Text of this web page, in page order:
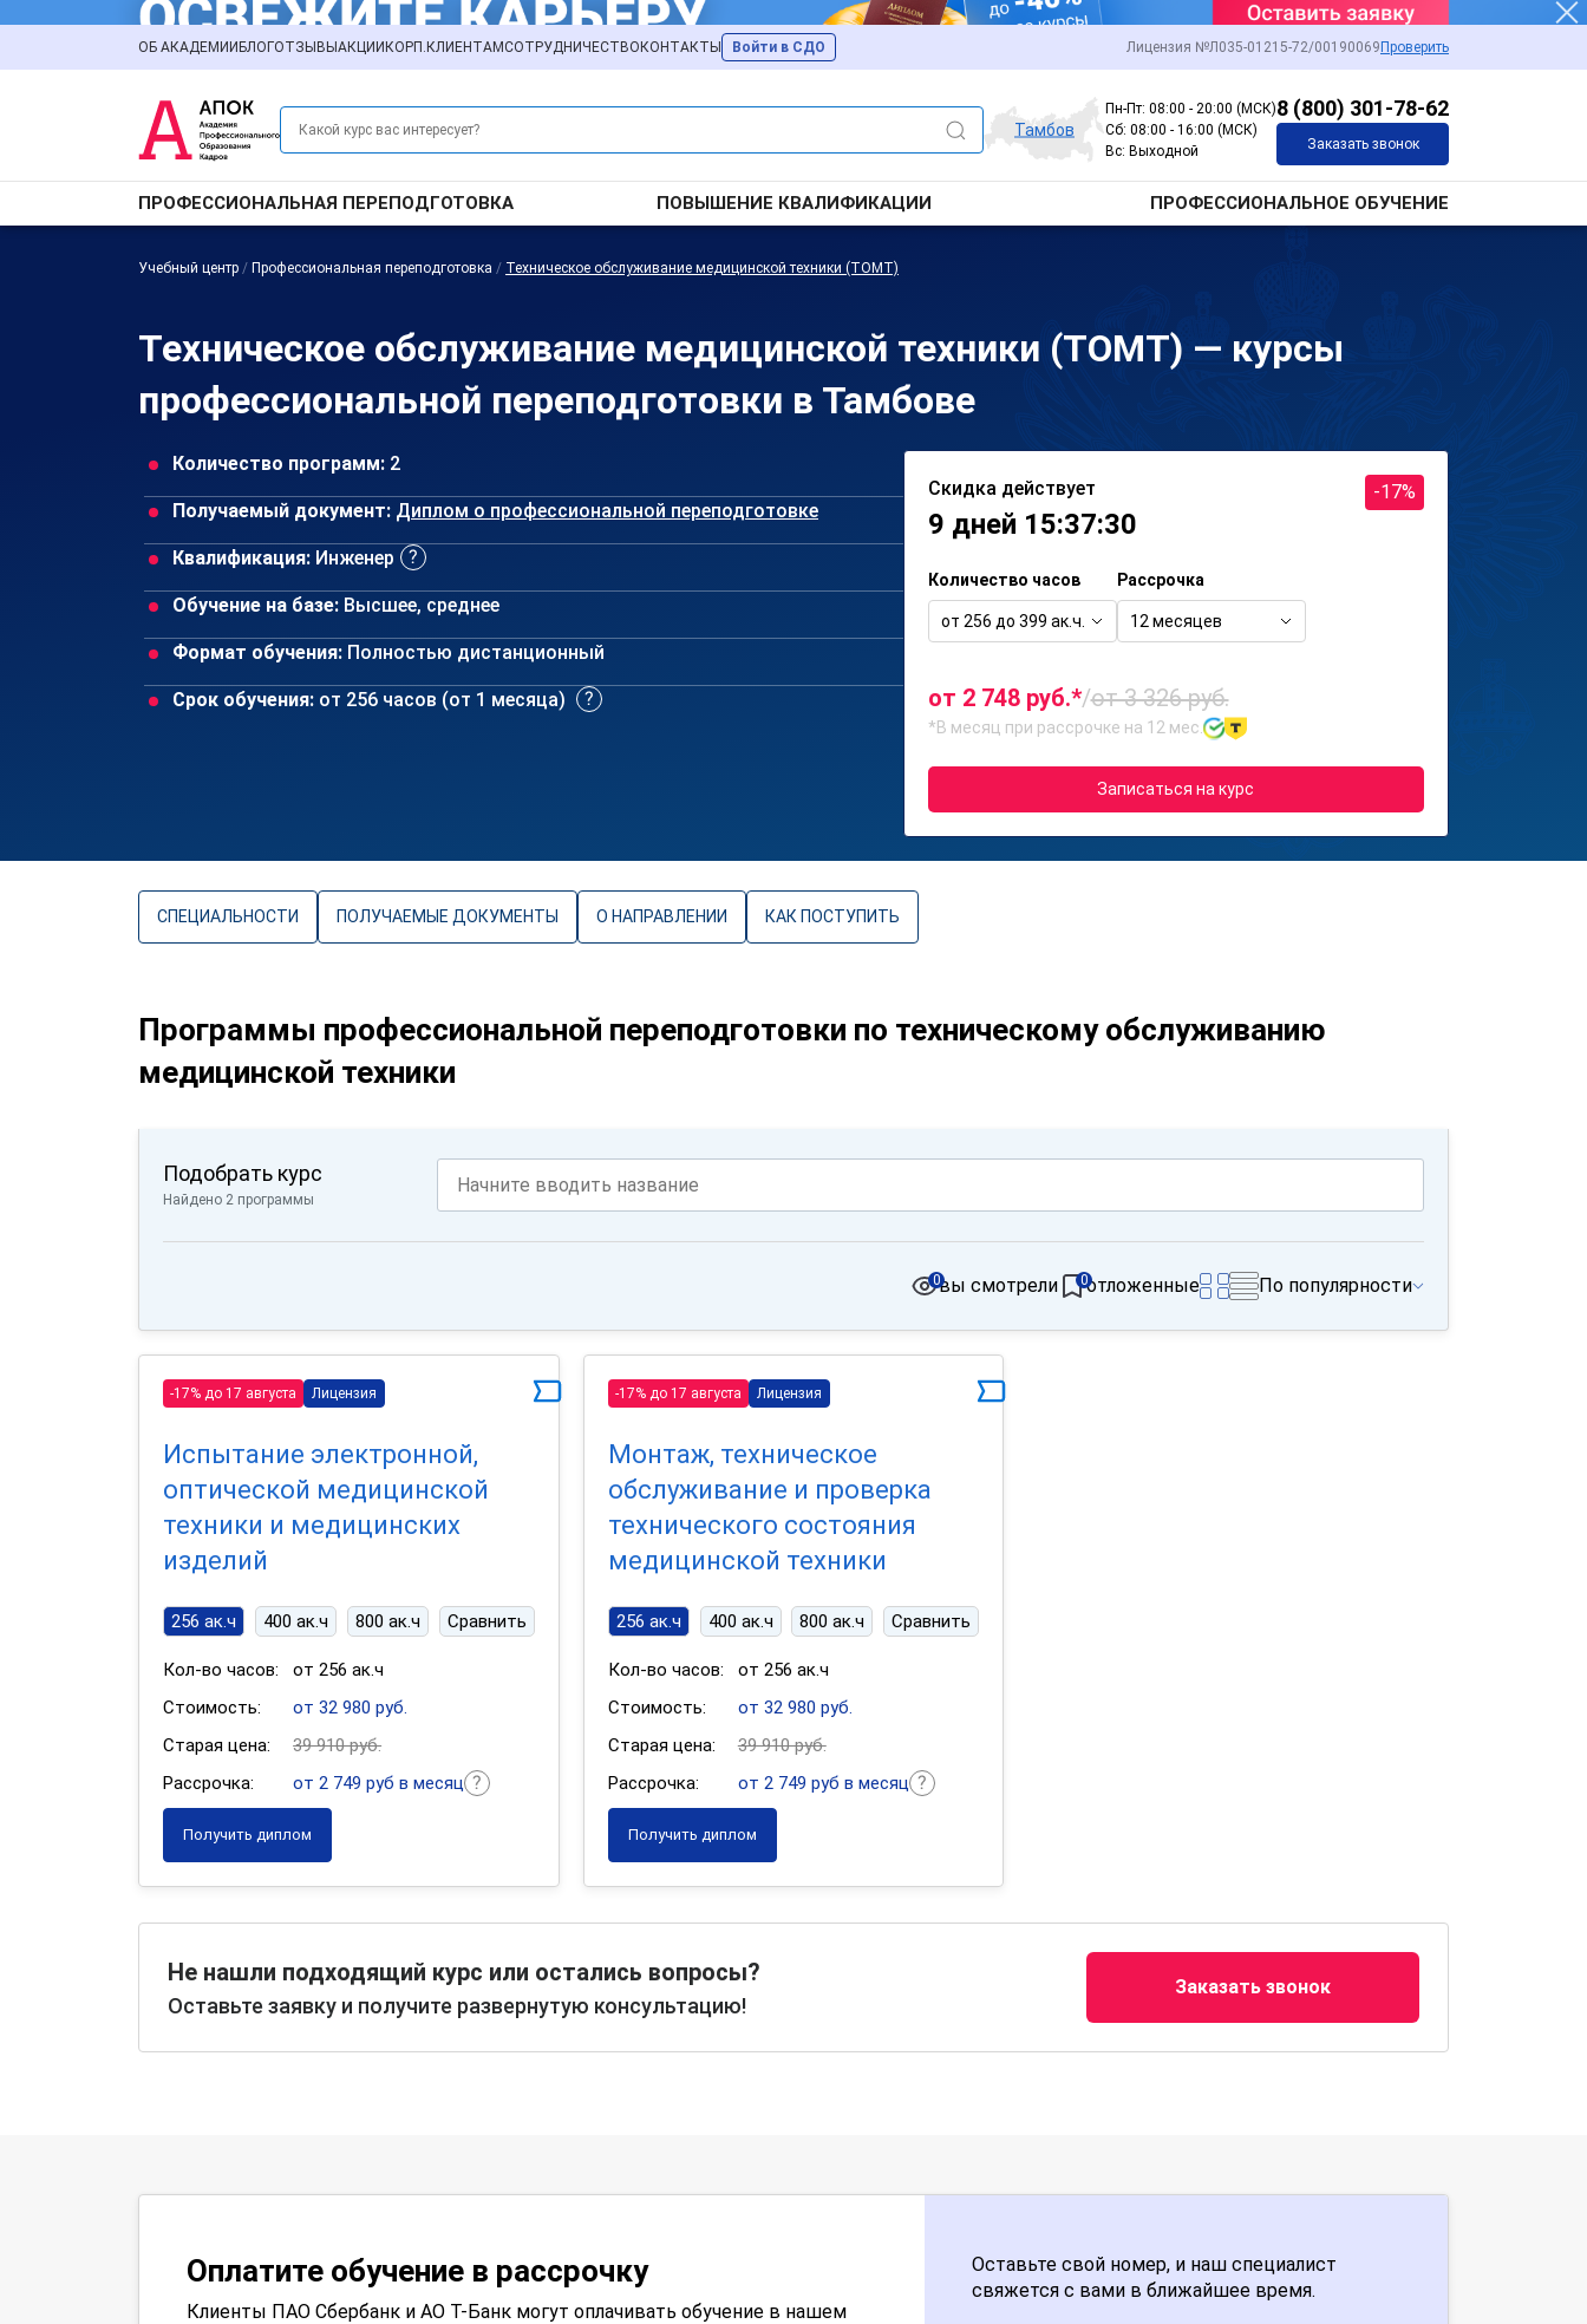
ОБ АКАДЕМИИ БЛОГОТЗЫВЫ АКЦИИ КОРП.КЛИЕНТАМСОТРУДНИЧЕСТВО КОНТАКТЫ Войти в СДО Лицензия №Л035-01215-72/00190069 Проверить
Тамбов
Пн-Пт: 08:00 - 20:00 (МСК)
Сб: 08:00 - 16:00 (МСК)
Вс: Выходной
8 (800) 301-78-62
Заказать звонок
ПРОФЕССИОНАЛЬНАЯ ПЕРЕПОДГОТОВКА ПОВЫШЕНИЕ КВАЛИФИКАЦИИ ПРОФЕССИОНАЛЬНОЕ ОБУЧЕНИЕ
Учебный центр / Профессиональная переподготовка / Техническое обслуживание медицинской техники (ТОМТ)
Техническое обслуживание медицинской техники (ТОМТ) — курсы
профессиональной переподготовки в Тамбове
Количество программ: 2
Получаемый документ: Диплом о профессиональной переподготовке
Квалификация: Инженер
Обучение на базе: Высшее, среднее
Формат обучения: Полностью дистанционный
Срок обучения: от 256 часов (от 1 месяца)
Скидка действует
9 дней 15:37:30
-17%
Количество часов
от 256 до 399 ак.ч.
Рассрочка
12 месяцев
от 2 748 руб.*/от 3 326 руб.
*В месяц при рассрочке на 12 мес.
Записаться на курс
СПЕЦИАЛЬНОСТИ ПОЛУЧАЕМЫЕ ДОКУМЕНТЫ О НАПРАВЛЕНИИ КАК ПОСТУПИТЬ
Программы профессиональной переподготовки по техническому обслуживанию
медицинской техники
Подобрать курс
Найдено 2 программы
вы смотрели
0 отложенные
0 По популярности
-17% до 17 августа Лицензия
Испытание электронной,
оптической медицинской
техники и медицинских
изделий
256 ак.ч 400 ак.ч 800 ак.ч Сравнить
Кол-во часов:
от 256 ак.ч
Стоимость:
от 32 980 руб.
Старая цена:
39 910 руб.
Рассрочка:
от 2 749 руб в месяц
Получить диплом
-17% до 17 августа Лицензия
Монтаж, техническое
обслуживание и проверка
технического состояния
медицинской техники
256 ак.ч 400 ак.ч 800 ак.ч Сравнить
Кол-во часов:
от 256 ак.ч
Стоимость:
от 32 980 руб.
Старая цена:
39 910 руб.
Рассрочка:
от 2 749 руб в месяц
Получить диплом
Не нашли подходящий курс или остались вопросы?
Оставьте заявку и получите развернутую консультацию!
Заказать звонок
Оплатите обучение в рассрочку
Клиенты ПАО Сбербанк и АО Т-Банк могут оплачивать обучение в нашем
Оставьте свой номер, и наш специалист
свяжется с вами в ближайшее время.